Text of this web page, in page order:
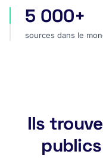
sources dans le
5 000+
sources dans le
Ils